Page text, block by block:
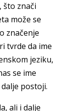
što znači
može se
značenje
tvrde da ime
jeziku,
se ime
postoji.
ali i dalje